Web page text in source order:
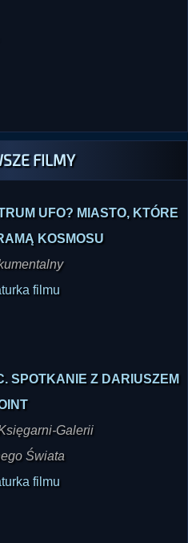
FILMY
UFO? MIASTO, KTÓRE
KOSMOSU
Galerii
Świata